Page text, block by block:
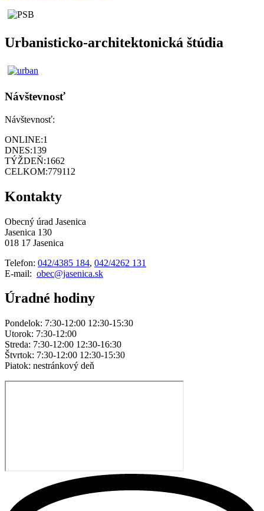
Urbanisticko-architektonická štúdia
Návštevnosť
Návštevnosť:
ONLINE:1
DNES:139
TÝŽDEŇ:1662
CELKOM:779112
Kontakty
Obecný úrad Jasenica
Jasenica 130
018 17 Jasenica
Telefon: 042/4385 184, 042/4262 131
E-mail: obec@jasenica.sk
Úradné hodiny
Pondelok: 7:30-12:00 12:30-15:30
Utorok: 7:30-12:00
Streda: 7:30-12:00 12:30-16:30
Štvrtok: 7:30-12:00 12:30-15:30
Piatok: nestránkový deň